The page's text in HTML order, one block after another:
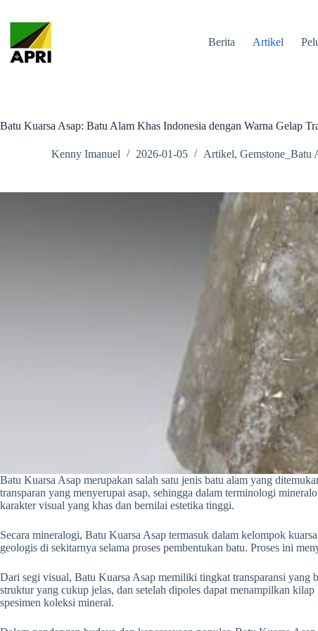
Berita Artikel
Batu Kuarsa Asap: Batu Alam Khas Indonesia dengan Warna Gelap
Kenny Imanuel 2026-01-05 Artikel, Gemstone_Batu
Batu Kuarsa Asap merupakan salah satu jenis batu alam yang
transparan yang menyerupai asap, sehingga dalam terminologi
karakter visual yang khas dan bernilai estetika tinggi.
Secara mineralogi, Batu Kuarsa Asap termasuk dalam kelompok
geologis di sekitarnya selama proses pembentukan batu. Proses ini
Dari segi visual, Batu Kuarsa Asap memiliki tingkat transparansi yang
struktur yang cukup jelas, dan setelah dipoles dapat menampilkan
spesimen koleksi mineral.